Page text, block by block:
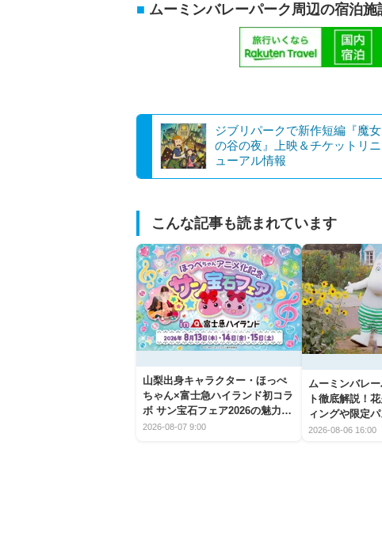
ムーミンバレーパーク周辺の宿泊施
ジブリパークで新作短編『魔女
の谷の夜』上映＆チケットリニ
ューアル情報
こんな記事も読まれています
山梨出身キャラクター・ほっぺ
ちゃん×富士急ハイランド初コラ
ボ サン宝石フェア2026の魅力と
楽しみ方
2026-08-07 9:00
ムーミンバレ
ト徹底解説！
ィングや限定
2026-08-06 16:00